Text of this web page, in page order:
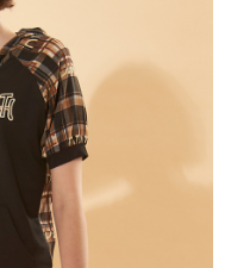
／台灣大直營門市／銀行轉
。
下簡稱本公司）所提供，讓
並由商店將買賣／分期付款
單繳交帳款。
係目的，商店將以您的個人
大進項蒐集、處理及利用，
、核對及更正。
oppay.tw/userRule
跳轉至「AFTEE先享後付」
成結帳。
。
的連結，可透過四大超商／
交易完成。
若您需要取消訂單，請聯絡
為有效，需透過AFTEE先享
帳頁面顯示為準，若有關於
，請聯繫「AFTEE先享後付
support/home
費